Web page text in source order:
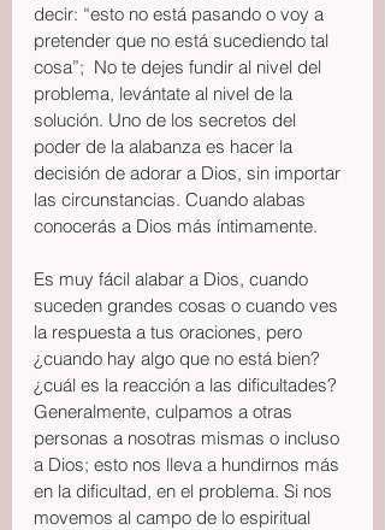
decir: “esto no está pasando o voy a
pretender que no está sucediendo tal
cosa”;  No te dejes fundir al nivel del
problema, levántate al nivel de la
solución. Uno de los secretos del
poder de la alabanza es hacer la
decisión de adorar a Dios, sin importar
las circunstancias. Cuando alabas
conocerás a Dios más íntimamente.
Es muy fácil alabar a Dios, cuando
suceden grandes cosas o cuando ves
la respuesta a tus oraciones, pero
¿cuando hay algo que no está bien?
¿cuál es la reacción a las dificultades?
Generalmente, culpamos a otras
personas a nosotras mismas o incluso
a Dios; esto nos lleva a hundirnos más
en la dificultad, en el problema. Si nos
movemos al campo de lo espiritual